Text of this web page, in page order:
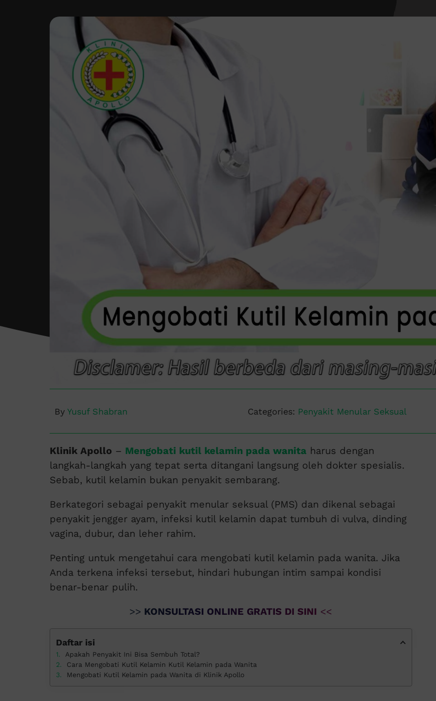
By Yusuf Shabran Categories: Penyakit Menular Seksual
Klinik Apollo – Mengobati kutil kelamin pada wanitaharus dengan
langkah-langkah yang tepat serta ditangani langsung oleh dokter spesialis.
Sebab, kutil kelamin bukan penyakit sembarang.
Berkategori sebagai penyakit menular seksual (PMS) dan dikenal sebagai
penyakit jengger ayam, infeksi kutil kelamin dapat tumbuh di vulva, dinding
vagina, dubur, dan leher rahim.
Penting untuk mengetahui cara mengobati kutil kelamin pada wanita. Jika
Anda terkena infeksi tersebut, hindari hubungan intim sampai kondisi
benar-benar pulih.
>> KONSULTASI ONLINE GRATIS DI SINI <<
Daftar isi
Apakah Penyakit Ini Bisa Sembuh Total?
Cara Mengobati Kutil Kelamin Kutil Kelamin pada Wanita
Mengobati Kutil Kelamin pada Wanita di Klinik Apollo